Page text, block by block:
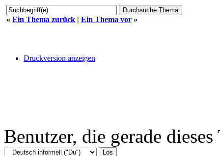
« Ein Thema zurück | Ein Thema vor »
Druckversion anzeigen
Benutzer, die gerade